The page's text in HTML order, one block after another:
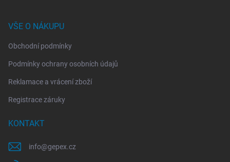
VŠE O NÁKUPU
Obchodní podmínky
Podmínky ochrany osobních údajů
Reklamace a vrácení zboží
Registrace záruky
KONTAKT
info@gepex.cz